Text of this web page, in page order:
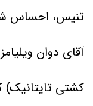
تنیس، احساس
آقای دوان
کشتی تایتانیک)